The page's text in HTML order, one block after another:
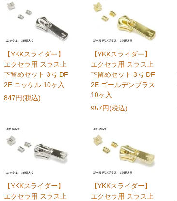
【YKKスライダー】
エクセラ用 スラス上
下留めセット 3号 DF
2E ニッケル 10ヶ入
847円(税込)
【YKKスライダー】
エクセラ用 スラス上
下留めセット 3号 DF
2E ゴールデンブラス
10ヶ入
957円(税込)
【YKKスライダー】
エクセラ用 スラス上
【YKKスライダー】
エクセラ用 スラス上